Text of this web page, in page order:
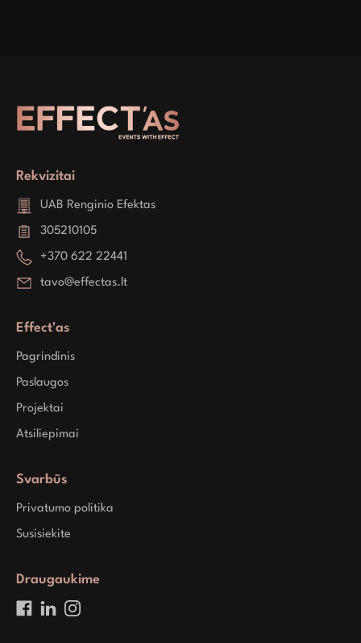
Rekvizitai
UAB Renginio Efektas
305210105
+370 622 22441
tavo@effectas.lt
Effect'as
Pagrindinis
Paslaugos
Projektai
Atsiliepimai
Svarbūs
Privatumo politika
Susisiekite
Draugaukime